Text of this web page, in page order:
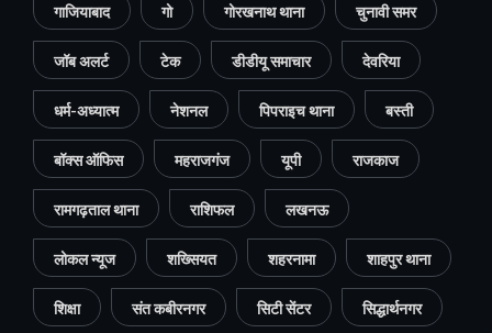
गाजियाबाद गो गोरखनाथ थाना चुनावी समर
जॉब अलर्ट टेक डीडीयू समाचार देवरिया
धर्म-अध्यात्म नेशनल पिपराइच थाना बस्ती
बॉक्स ऑफिस महराजगंज यूपी राजकाज
रामगढ़ताल थाना राशिफल लखनऊ
लोकल न्यूज शख्सियत शहरनामा शाहपुर थाना
शिक्षा संत कबीरनगर सिटी सेंटर सिद्धार्थनगर